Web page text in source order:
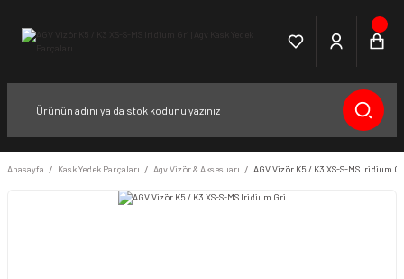
Anasayfa Kask Yedek Parçaları Agv Vizör & Aksesuarı AGV Vizör K5 / K3 XS-S-MS Iridium